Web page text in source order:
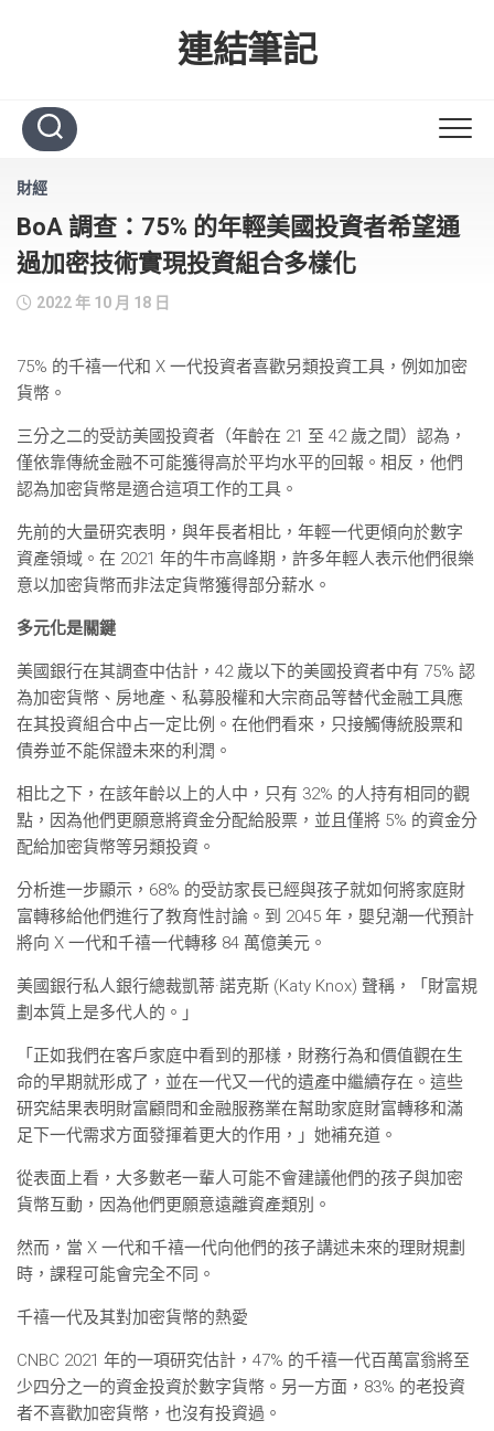
連結筆記
財經
BoA 調查：75% 的年輕美國投資者希望通
過加密技術實現投資組合多樣化
2022 年 10 月 18 日
75% 的千禧一代和 X 一代投資者喜歡另類投資工具，例如加密
貨幣。
三分之二的受訪美國投資者（年齡在 21 至 42 歲之間）認為，
僅依靠傳統金融不可能獲得高於平均水平的回報。相反，他們
認為加密貨幣是適合這項工作的工具。
先前的大量研究表明，與年長者相比，年輕一代更傾向於數字
資產領域。在 2021 年的牛市高峰期，許多年輕人表示他們很樂
意以加密貨幣而非法定貨幣獲得部分薪水。
多元化是關鍵
美國銀行在其調查中估計，42 歲以下的美國投資者中有 75% 認
為加密貨幣、房地產、私募股權和大宗商品等替代金融工具應
在其投資組合中占一定比例。在他們看來，只接觸傳統股票和
債券並不能保證未來的利潤。
相比之下，在該年齡以上的人中，只有 32% 的人持有相同的觀
點，因為他們更願意將資金分配給股票，並且僅將 5% 的資金分
配給加密貨幣等另類投資。
分析進一步顯示，68% 的受訪家長已經與孩子就如何將家庭財
富轉移給他們進行了教育性討論。到 2045 年，嬰兒潮一代預計
將向 X 一代和千禧一代轉移 84 萬億美元。
美國銀行私人銀行總裁凱蒂·諾克斯 (Katy Knox) 聲稱，「財富規
劃本質上是多代人的。」
「正如我們在客戶家庭中看到的那樣，財務行為和價值觀在生
命的早期就形成了，並在一代又一代的遺產中繼續存在。這些
研究結果表明財富顧問和金融服務業在幫助家庭財富轉移和滿
足下一代需求方面發揮着更大的作用，」她補充道。
從表面上看，大多數老一輩人可能不會建議他們的孩子與加密
貨幣互動，因為他們更願意遠離資產類別。
然而，當 X 一代和千禧一代向他們的孩子講述未來的理財規劃
時，課程可能會完全不同。
千禧一代及其對加密貨幣的熱愛
CNBC 2021 年的一項研究估計，47% 的千禧一代百萬富翁將至
少四分之一的資金投資於數字貨幣。另一方面，83% 的老投資
者不喜歡加密貨幣，也沒有投資過。